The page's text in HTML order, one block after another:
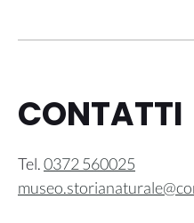
CONTATTI
Tel.0372 560025